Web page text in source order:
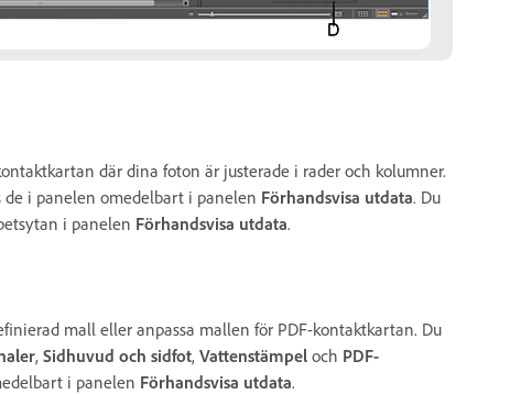
där dina foton är justerade i rader och kolumner.
de i panelen omedelbart i panelen Förhandsvisa utdata. Du
i panelen Förhandsvisa utdata.
mall eller anpassa mallen för PDF-kontaktkartan. Du
, Sidhuvud och sidfot, Vattenstämpel och PDF-
i panelen Förhandsvisa utdata.